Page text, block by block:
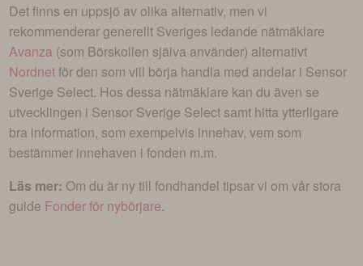
Det finns en uppsjö av olika alternativ, men vi
rekommenderar generellt Sveriges ledande nätmäklare
Avanza (som Börskollen själva använder) alternativt
Nordnetför den som vill börja handla med andelar i Sensor
Sverige Select. Hos dessa nätmäklare kan du även se
utvecklingen i Sensor Sverige Select samt hitta ytterligare
bra information, som exempelvis innehav, vem som
bestämmer innehaven i fonden m.m.
Läs mer: Om du är ny till fondhandel tipsar vi om vår stora
guide Fonder för nybörjare.